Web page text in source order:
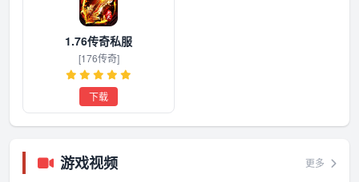
1.76传奇私服
[176传奇]
下载
游戏视频 更多